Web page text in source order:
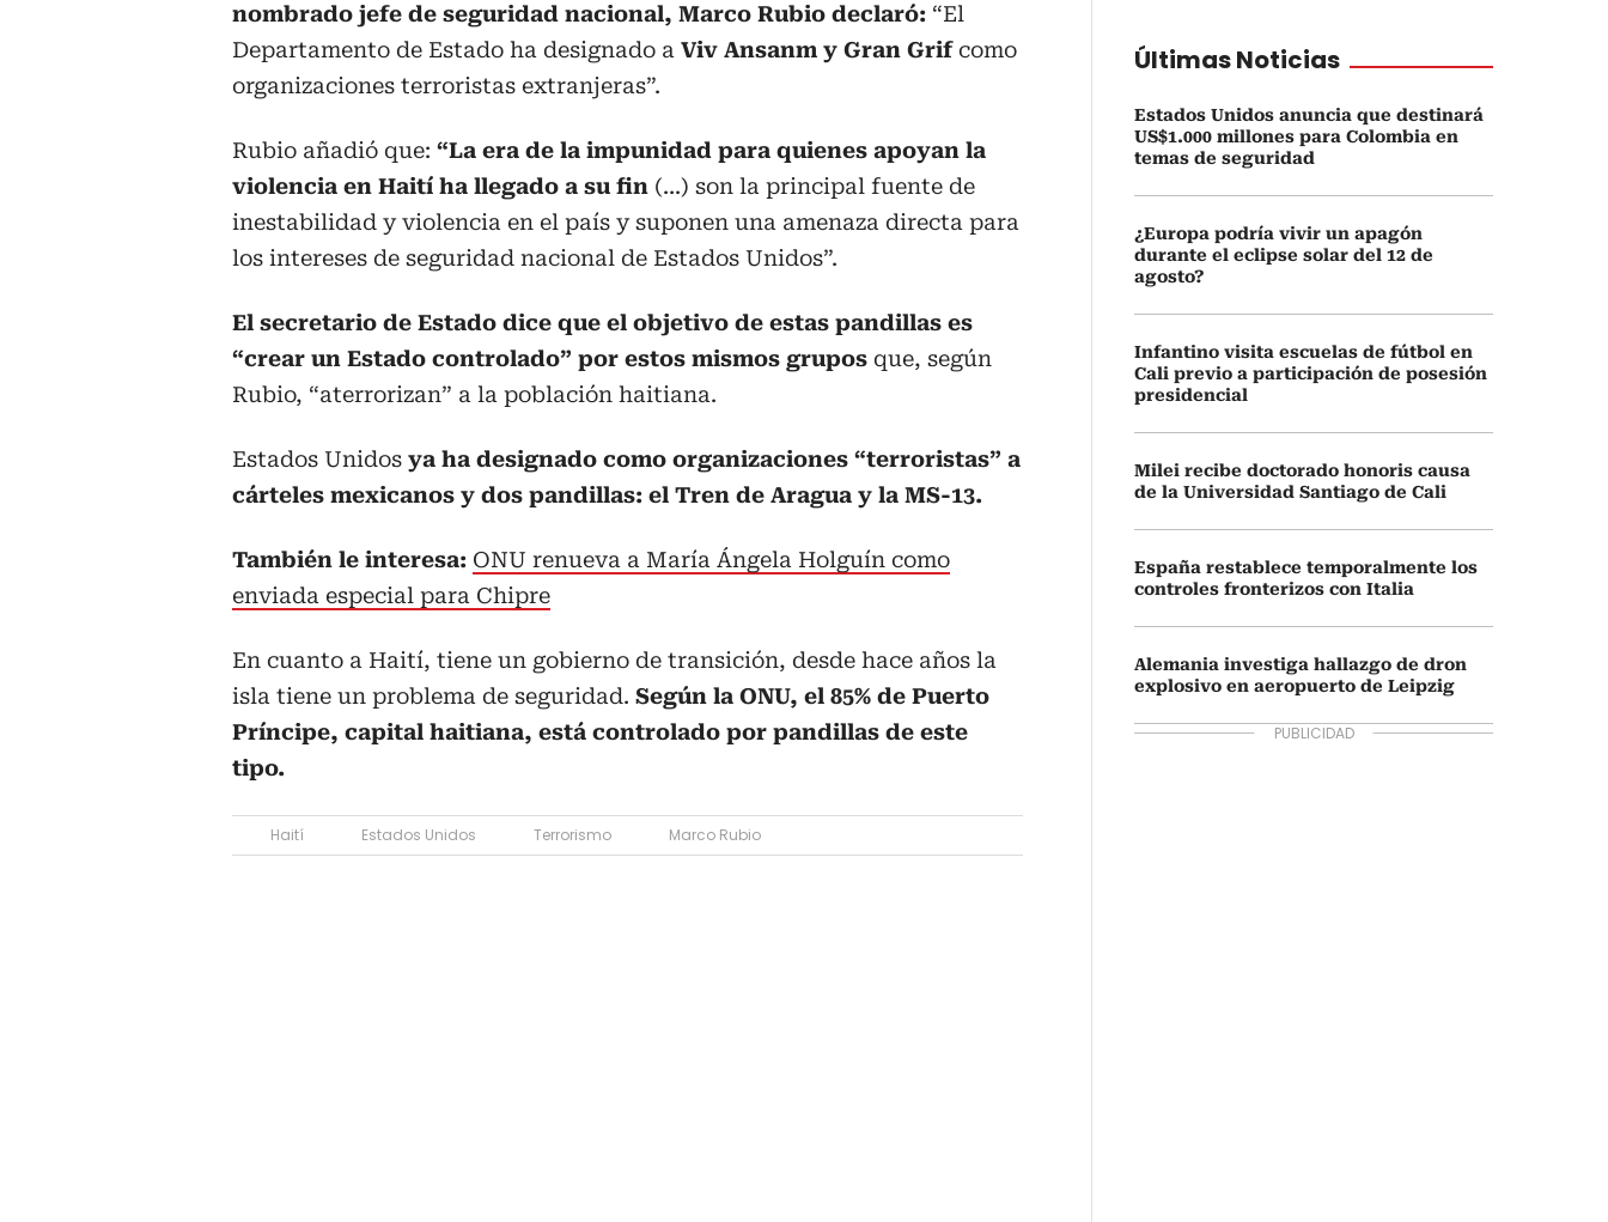
nombrado jefe de seguridad nacional, Marco Rubio declaró: “El
Departamento de Estado ha designado a Viv Ansanm y Gran Grifcomo
organizaciones terroristas extranjeras”.
Rubio añadió que: “La era de la impunidad para quienes apoyan la
violencia en Haití ha llegado a su fin (...) son la principal fuente de
inestabilidad y violencia en el país y suponen una amenaza directa para
los intereses de seguridad nacional de Estados Unidos”.
El secretario de Estado dice que el objetivo de estas pandillas es
“crear un Estado controlado” por estos mismos grupos que, según
Rubio, “aterrorizan” a la población haitiana.
Estados Unidos ya ha designado como organizaciones “terroristas” a
cárteles mexicanos y dos pandillas: el Tren de Aragua y la MS-13.
También le interesa: ONU renueva a María Ángela Holguín como
enviada especial para Chipre
En cuanto a Haití, tiene un gobierno de transición, desde hace años la
isla tiene un problema de seguridad. Según la ONU, el 85% de Puerto
Príncipe, capital haitiana, está controlado por pandillas de este
tipo.
Haití Estados Unidos Terrorismo Marco Rubio
Últimas Noticias
Estados Unidos anuncia que destinará
US$1.000 millones para Colombia en
temas de seguridad
¿Europa podría vivir un apagón
durante el eclipse solar del 12 de
agosto?
Infantino visita escuelas de fútbol en
Cali previo a participación de posesión
presidencial
Milei recibe doctorado honoris causa
de la Universidad Santiago de Cali
España restablece temporalmente los
controles fronterizos con Italia
Alemania investiga hallazgo de dron
explosivo en aeropuerto de Leipzig